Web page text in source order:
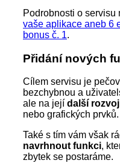
Podrobnosti o servisu
vaše aplikace aneb 6
bonus č. 1.
Přidání nových
Cílem servisu je
bezchybnou a
ale na její další rozvoj
nebo grafických prvků.
Také s tím vám však
navrhnout funkci,
zbytek se postaráme.